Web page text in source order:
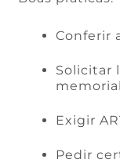
Conferir
Solicitar
Exigir
Pedir